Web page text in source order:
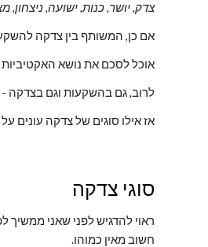
צדק, יושר, כנות, ישועה, ניצחון,
אם כן, המשותף בין צדקה
אוכל לסכם את נושא
לרוב, גם בהשקעות וגם בצדקה -
אז אילו סוגים של צדקה עונים
סוגי צדקה
ראוי להדגיש לפני שאני ממשיך
חשוב מאין כמוהו.